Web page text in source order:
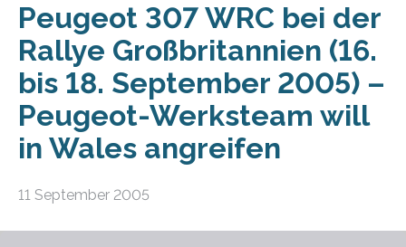
Peugeot 307 WRC bei der
Rallye Großbritannien (16.
bis 18. September 2005) –
Peugeot-Werksteam will
in Wales angreifen
11 September 2005